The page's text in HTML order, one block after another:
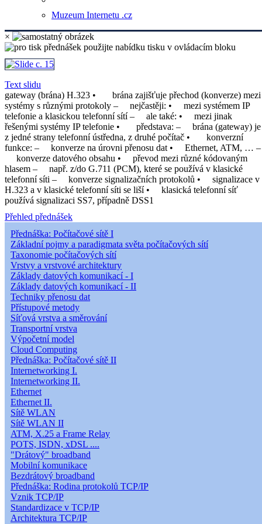
Muzeum Internetu .cz
×
Text slidu
gateway (brána) H.323 • brána zajišťuje přechod (konverze) mezi
systémy s různými protokoly – nejčastěji: • mezi systémem IP
telefonie a klasickou telefonní sítí – ale také: • mezi jinak
řešenými systémy IP telefonie • představa: – brána (gateway) je
z jedné strany telefonní ústředna, z druhé počítač • konverzní
funkce: – konverze na úrovni přenosu dat • Ethernet, ATM, … –
konverze datového obsahu • převod mezi různé kódovaným
hlasem – např. z/do G.711 (PCM), které se používá v klasické
telefonní síti – konverze signalizačních protokolů • signalizace v
H.323 a v klasické telefonní síti se liší • klasická telefonní síť
používá signalizaci SS7, případně DSS1
Přehled přednášek
Přednáška: Počítačové sítě I
Základní pojmy a paradigmata světa počítačových sítí
Taxonomie počítačových sítí
Vrstvy a vrstvové architektury
Základy datových komunikací - I
Základy datových komunikací - II
Techniky přenosu dat
Přístupové metody
Síťová vrstva a směrování
Transportní vrstva
Výpočetní model
Cloud Computing
Přednáška: Počítačové sítě II
Internetworking I.
Internetworking II.
Ethernet
Ethernet II.
Sítě WLAN
Sítě WLAN II
ATM, X.25 a Frame Relay
POTS, ISDN, xDSL ....
"Drátový" broadband
Mobilní komunikace
Bezdrátový broadband
Přednáška: Rodina protokolů TCP/IP
Vznik TCP/IP
Standardizace v TCP/IP
Architektura TCP/IP